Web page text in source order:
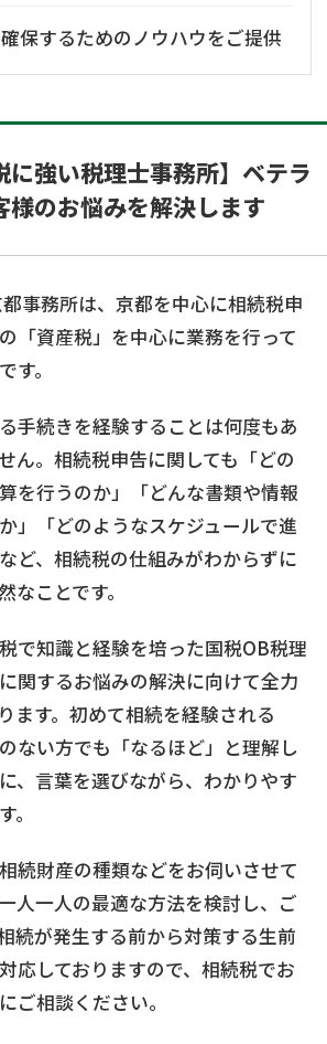
保するためのノウハウをご提供
に強い税理士事務所】ベテラ
様のお悩みを解決します
事務所は、京都を中心に相続税申
「資産税」を中心に業務を行って
す。
手続きを経験することは何度もあ
ん。相続税申告に関しても「どの
を行うのか」「どんな書類や情報
」「どのようなスケジュールで進
ど、相続税の仕組みがわからずに
なことです。
で知識と経験を培った国税OB税理
関するお悩みの解決に向けて全力
ます。初めて相続を経験される
ない方でも「なるほど」と理解し
、言葉を選びながら、わかりやす
。
続財産の種類などをお伺いさせて
人一人の最適な方法を検討し、ご
続が発生する前から対策する生前
応しておりますので、相続税でお
ご相談ください。